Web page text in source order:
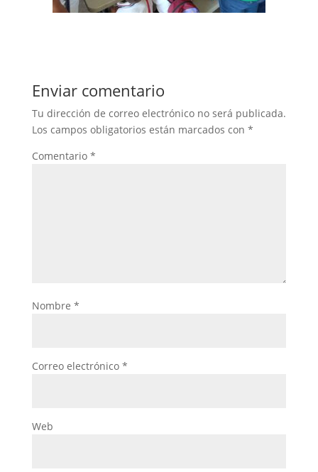
Enviar comentario
Tu dirección de correo electrónico no será publicada.
Los campos obligatorios están marcados con *
Comentario *
Nombre *
Correo electrónico *
Web